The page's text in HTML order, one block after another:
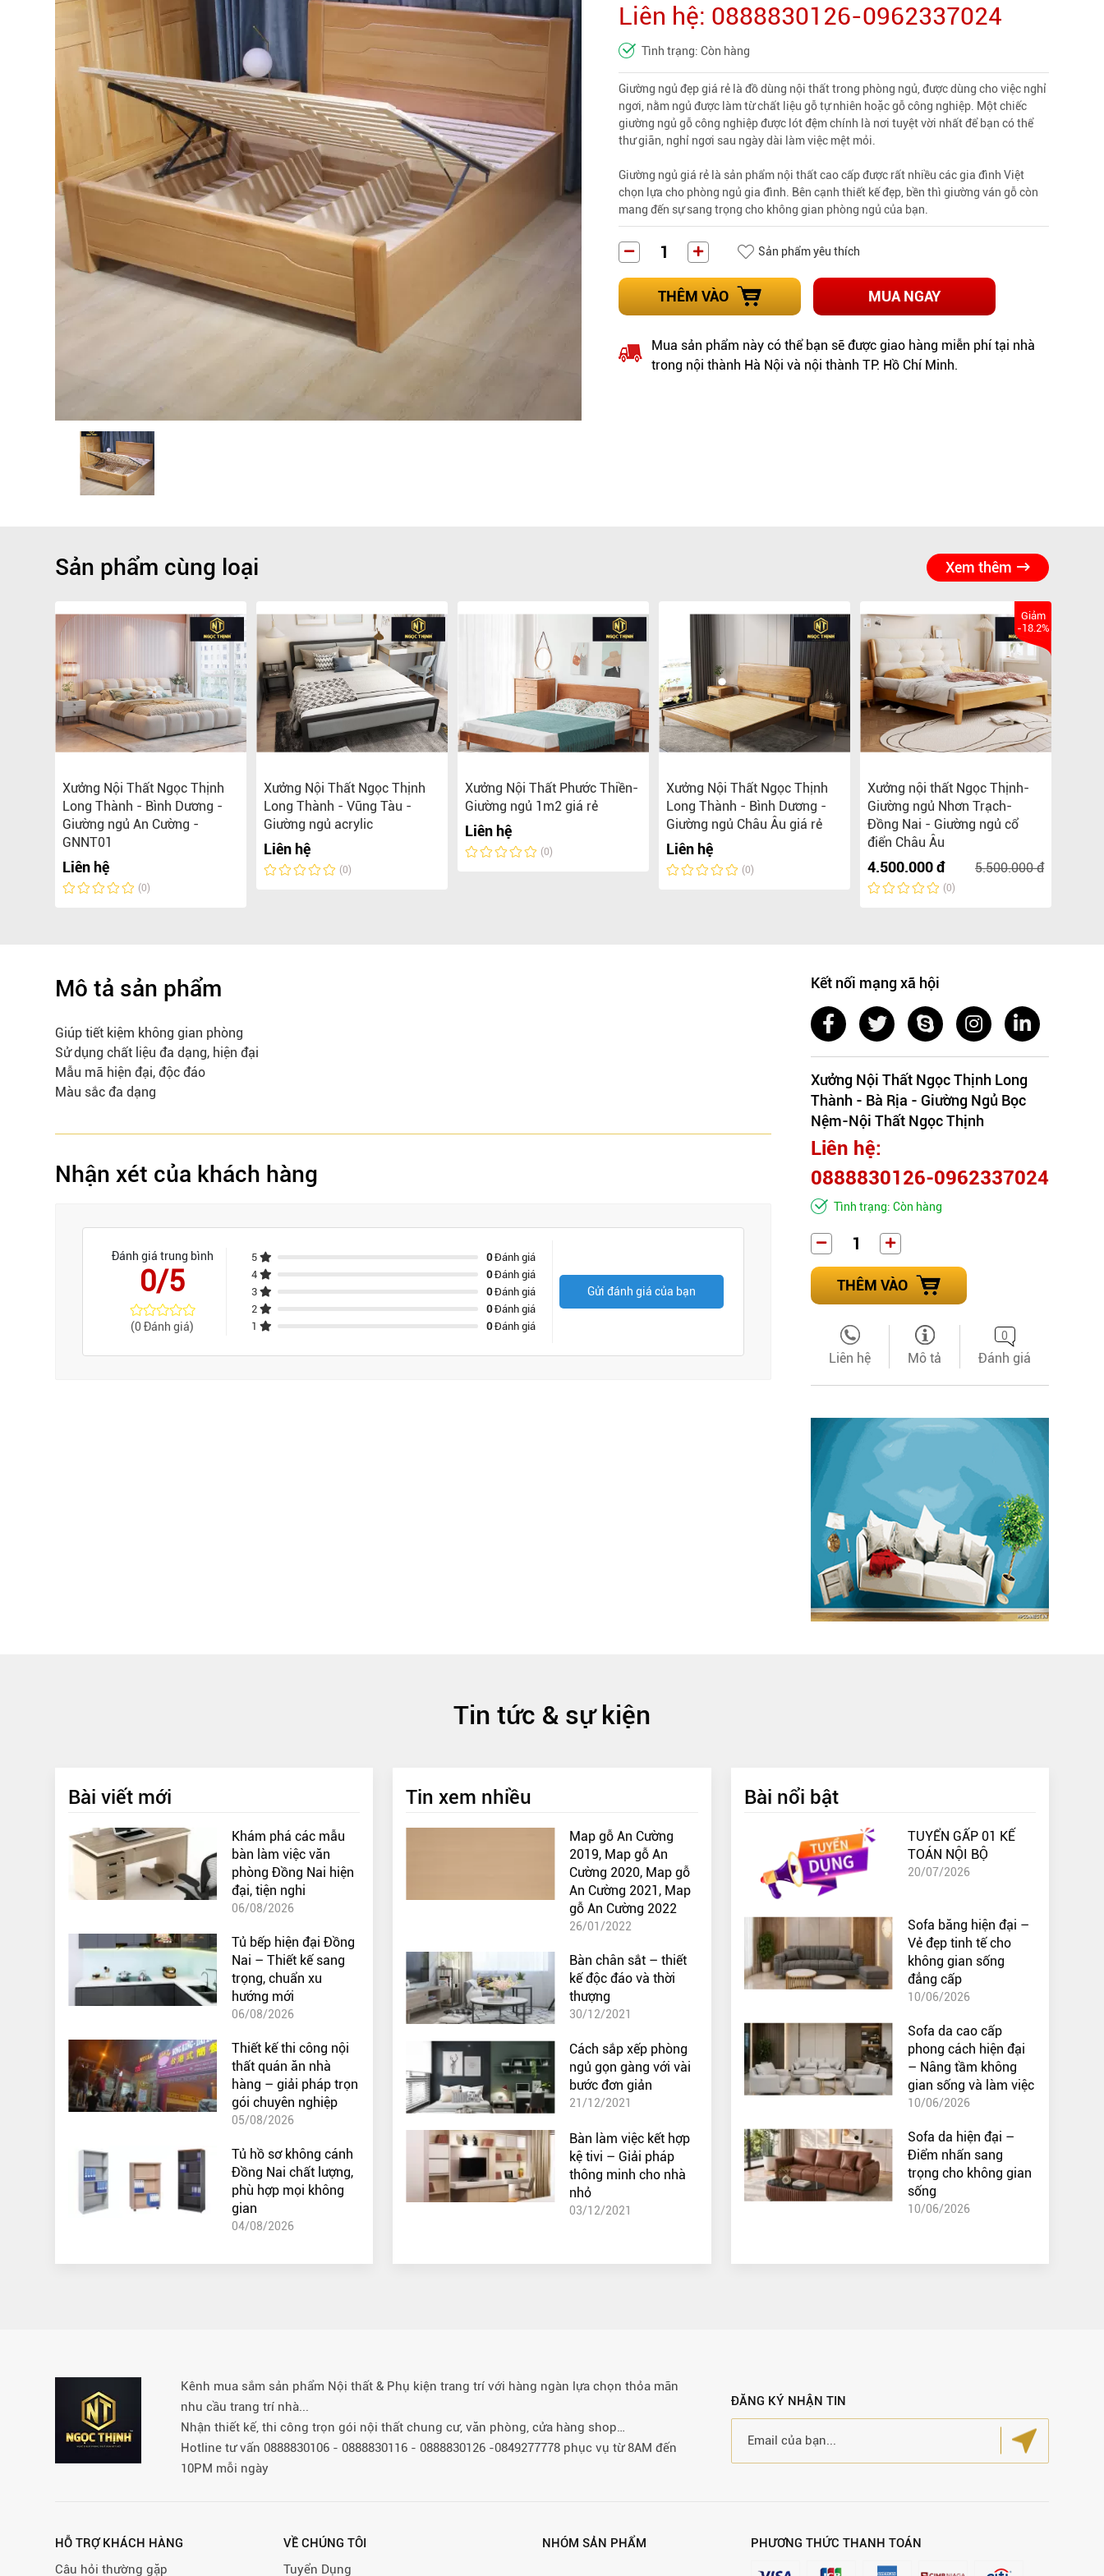
Bếp từ-Bếp hồng ngoại
Chậu rửa bát
Ray trượt – bản lề – tay nắm cửa
Phụ kiện tủ bếp dưới
Giá để bát đĩa đa năng
Giá để dao thớt
Kệ để chất tẩy rửa
Kệ gia vị
Kệ góc liên hoàn
Liên hệ: 0888830126-0962337024
Tình trạng: Còn hàng
Giường ngủ đẹp giá rẻ là đồ dùng nội thất trong phòng ngủ, được dùng cho việc nghỉ
ngơi, nằm ngủ được làm từ chất liệu gỗ tự nhiên hoặc gỗ công nghiệp. Một chiếc
giường ngủ gỗ công nghiệp được lót đệm chính là nơi tuyệt vời nhất để bạn có thể
thư giãn, nghỉ ngơi sau ngày dài làm việc mệt mỏi.
Giường ngủ giá rẻ là sản phẩm nội thất cao cấp được rất nhiều các gia đình Việt
chọn lựa cho phòng ngủ gia đình. Bên cạnh thiết kế đẹp, bền thì giường ván gỗ còn
mang đến sự sang trọng cho không gian phòng ngủ của bạn.
Sản phẩm yêu thích
THÊM VÀO MUA NGAY
Mua sản phẩm này có thể bạn sẽ được giao hàng miễn phí tại nhà
trong nội thành Hà Nội và nội thành TP. Hồ Chí Minh.
Sản phẩm cùng loại Xem thêm
Xưởng Nội Thất Ngọc Thịnh
Long Thành - Bình Dương -
Giường ngủ An Cường -
GNNT01
Liên hệ
(0)
Xưởng Nội Thất Ngọc Thịnh
Long Thành - Vũng Tàu -
Giường ngủ acrylic
Liên hệ
(0)
Xưởng Nội Thất Phước Thiền-
Giường ngủ 1m2 giá rẻ
Liên hệ
(0)
Xưởng Nội Thất Ngọc Thịnh
Long Thành - Bình Dương -
Giường ngủ Châu Âu giá rẻ
Liên hệ
(0)
Giảm
-18.2%
Xưởng nội thất Ngọc Thịnh-
Giường ngủ Nhơn Trạch-
Đồng Nai - Giường ngủ cổ
điển Châu Âu
4.500.000 đ 5.500.000 đ
(0)
Mô tả sản phẩm
Giúp tiết kiệm không gian phòng
Sử dụng chất liệu đa dạng, hiện đại
Mẫu mã hiện đại, độc đáo
Màu sắc đa dạng
Nhận xét của khách hàng
Đánh giá trung bình
0/5
(0 Đánh giá)
5 0Đánh giá
4
0Đánh giá
3
0Đánh giá
2
0Đánh giá
1
0Đánh giá
Gửi đánh giá của bạn
Kết nối mạng xã hội
Xưởng Nội Thất Ngọc Thịnh Long
Thành - Bà Rịa - Giường Ngủ Bọc
Nệm-Nội Thất Ngọc Thịnh
Liên hệ:
0888830126-0962337024
Tình trạng: Còn hàng
THÊM VÀO
Liên hệ Mô tả
0
Đánh giá
Tin tức & sự kiện
Bài viết mới
Khám phá các mẫu
bàn làm việc văn
phòng Đồng Nai hiện
đại, tiện nghi
06/08/2026
Tủ bếp hiện đại Đồng
Nai – Thiết kế sang
trọng, chuẩn xu
hướng mới
06/08/2026
Thiết kế thi công nội
thất quán ăn nhà
hàng – giải pháp trọn
gói chuyên nghiệp
05/08/2026
Tủ hồ sơ không cánh
Đồng Nai chất lượng,
phù hợp mọi không
gian
04/08/2026
Tin xem nhiều
Map gỗ An Cường
2019, Map gỗ An
Cường 2020, Map gỗ
An Cường 2021, Map
gỗ An Cường 2022
26/01/2022
Bàn chân sắt – thiết
kế độc đáo và thời
thượng
30/12/2021
Cách sắp xếp phòng
ngủ gọn gàng với vài
bước đơn giản
21/12/2021
Bàn làm việc kết hợp
kệ tivi – Giải pháp
thông minh cho nhà
nhỏ
03/12/2021
Bài nổi bật
TUYỂN GẤP 01 KẾ
TOÁN NỘI BỘ
20/07/2026
Sofa băng hiện đại –
Vẻ đẹp tinh tế cho
không gian sống
đẳng cấp
10/06/2026
Sofa da cao cấp
phong cách hiện đại
– Nâng tầm không
gian sống và làm việc
10/06/2026
Sofa da hiện đại –
Điểm nhấn sang
trọng cho không gian
sống
10/06/2026
Kênh mua sắm sản phẩm Nội thất & Phụ kiện trang trí với hàng ngàn lựa chọn thỏa mãn
nhu cầu trang trí nhà...
Nhận thiết kế, thi công trọn gói nội thất chung cư, văn phòng, cửa hàng shop…
Hotline tư vấn 0888830106 - 0888830116 - 0888830126 -0849277778 phục vụ từ 8AM đến
10PM mỗi ngày
ĐĂNG KÝ NHẬN TIN
HỖ TRỢ KHÁCH HÀNG
Câu hỏi thường gặp
VỀ CHÚNG TÔI
Tuyển Dụng
NHÓM SẢN PHẨM PHƯƠNG THỨC THANH TOÁN